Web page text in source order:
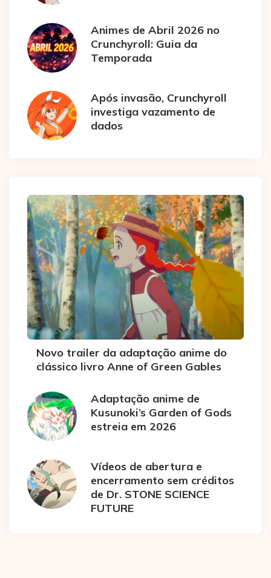
Animes de Abril 2026 no
Crunchyroll: Guia da
Temporada
Após invasão, Crunchyroll
investiga vazamento de
dados
Novo trailer da adaptação anime do
clássico livro Anne of Green Gables
Adaptação anime de
Kusunoki’s Garden of Gods
estreia em 2026
Vídeos de abertura e
encerramento sem créditos
de Dr. STONE SCIENCE
FUTURE